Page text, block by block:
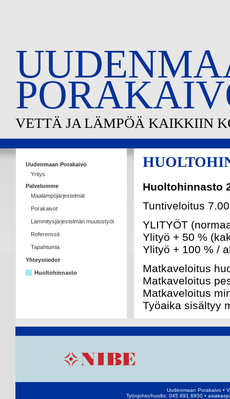
VETTÄ JA LÄMPÖÄ KAIKKIIN
Uudenmaan Porakaivo
Yritys
Palvelumme
Maalämpöjärjestelmät
Porakaivot
Lämmitysjärjestelmän muutostyöt
Referenssit
Tapahtumia
Yhteystiedot
Huoltohinnasto
Huoltohinnasto
YLITYÖT
Ylityö + 50 %
Ylityö +
Työaika sisältyy
Uudenmaan Porakaivo •
Työnjohto/huolto: 045 891 6650 •